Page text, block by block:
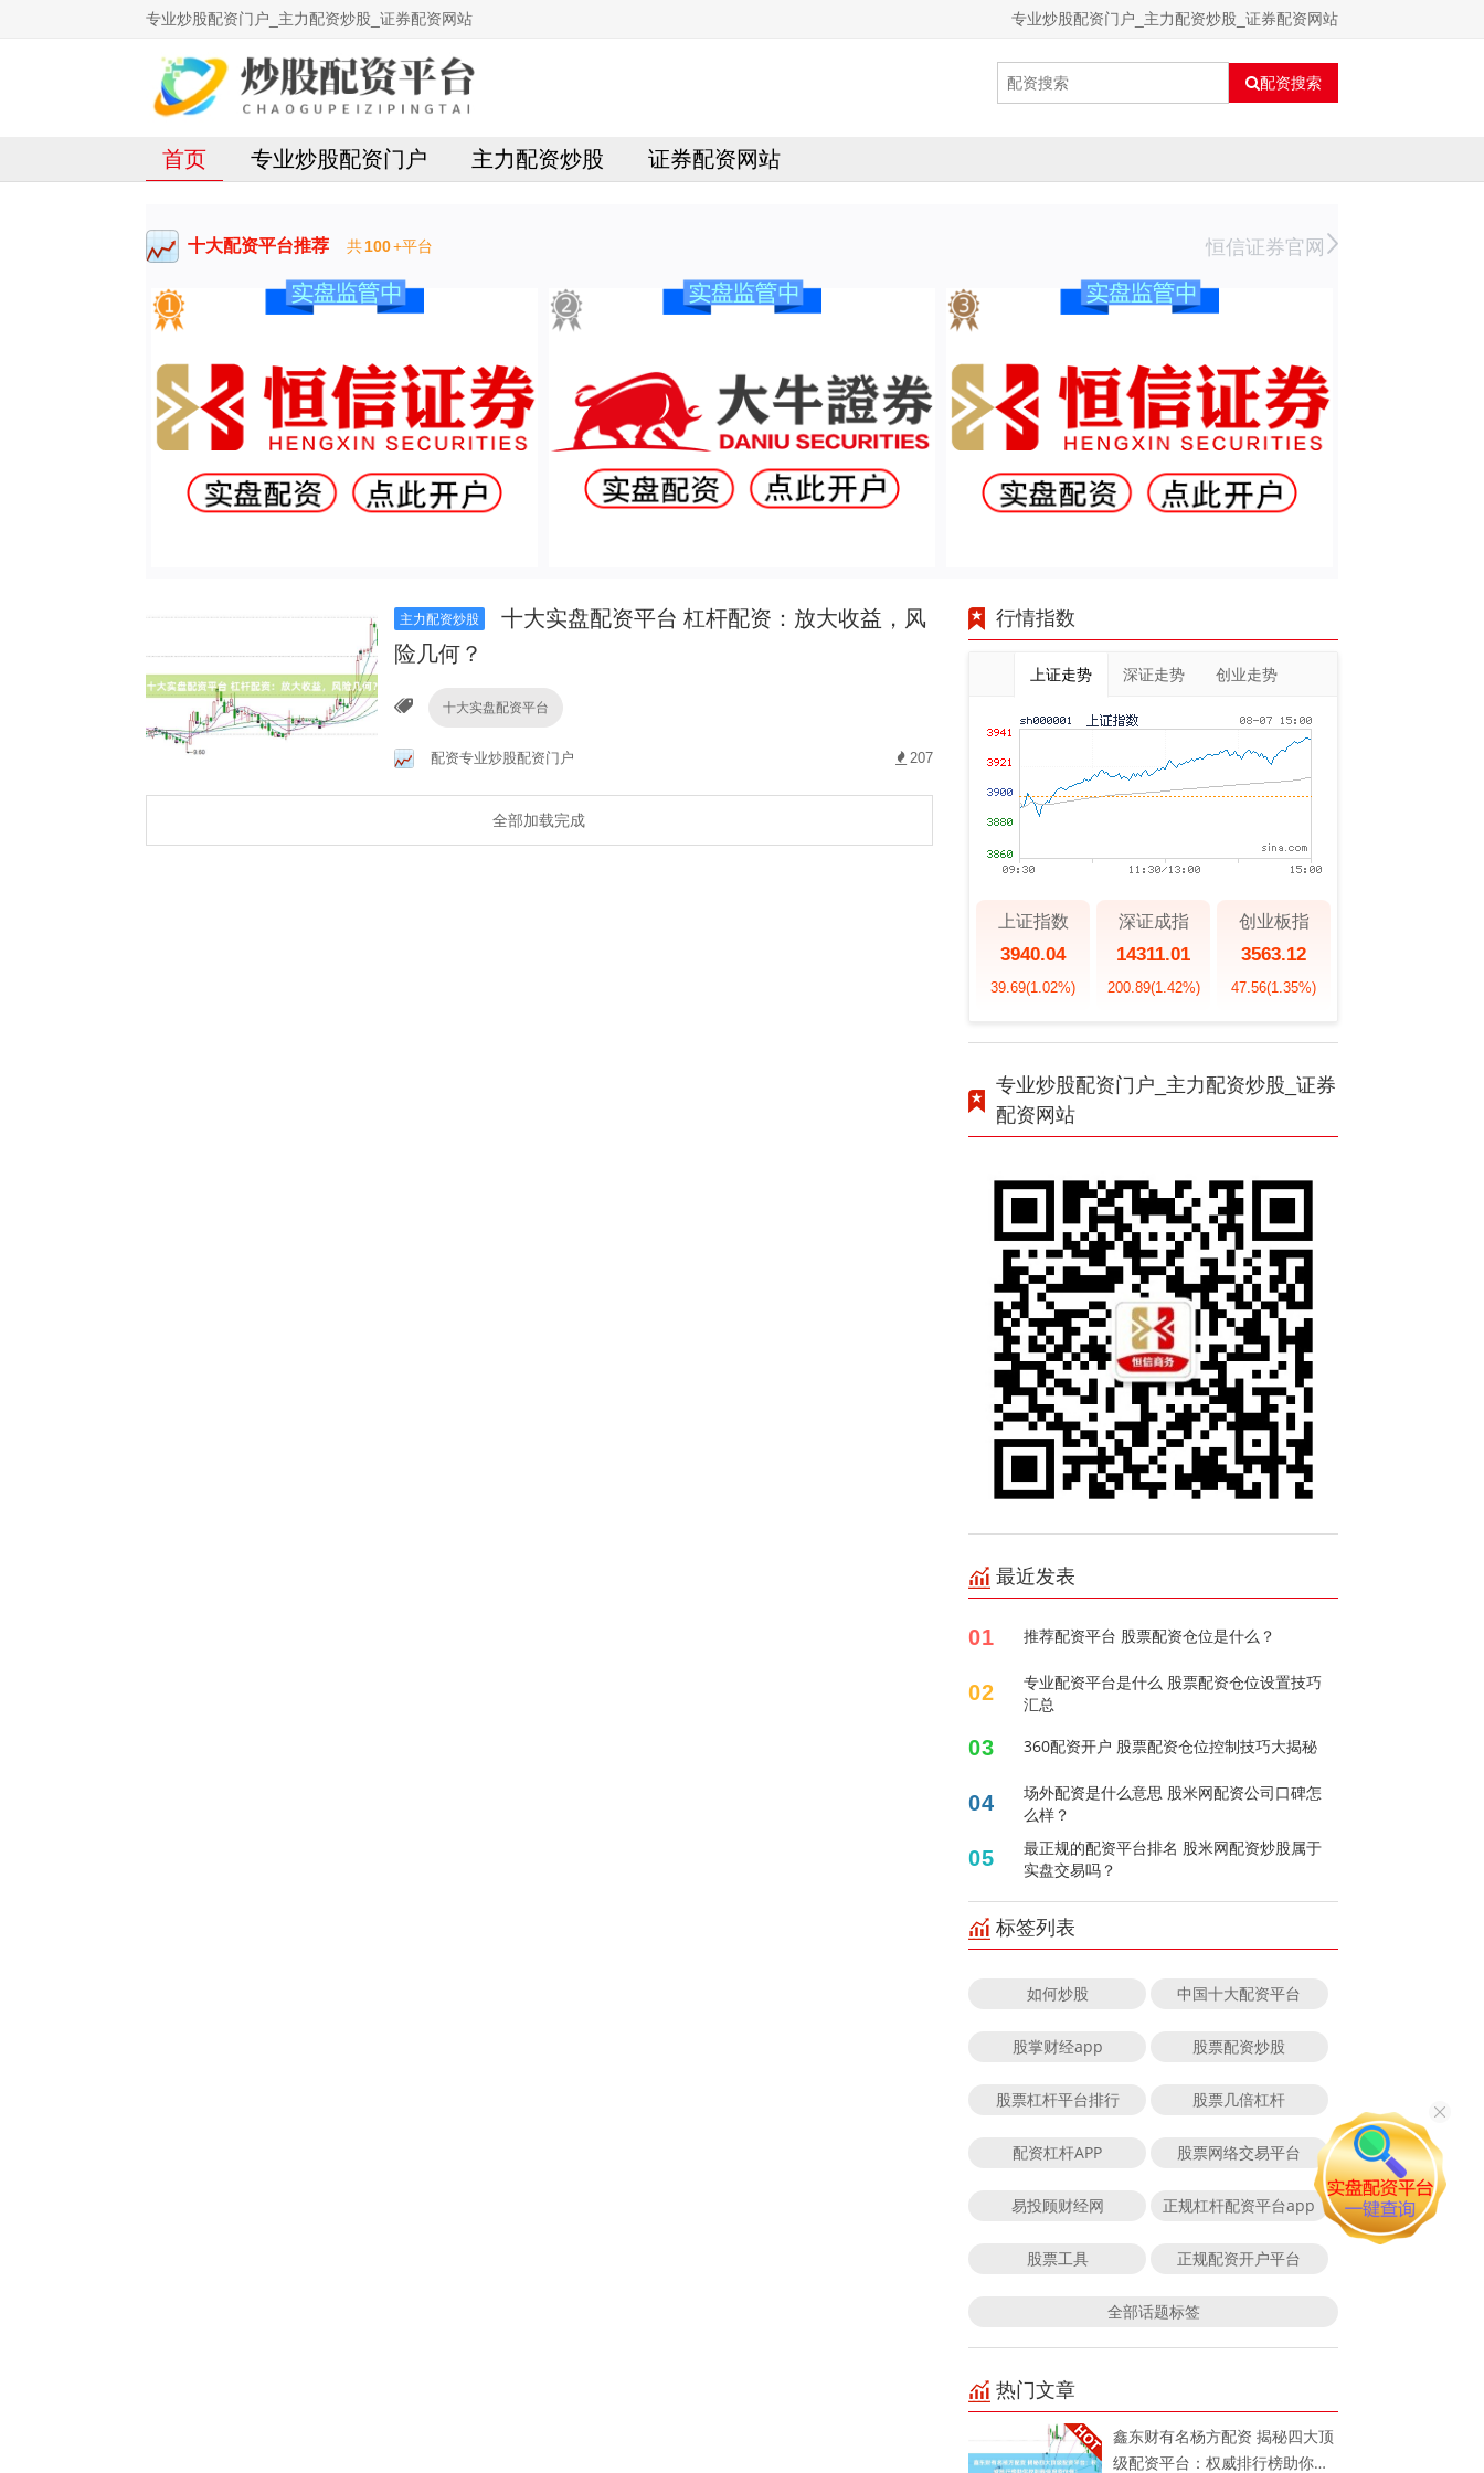
专业炒股配资门户_主力配资炒股_证券配资网站 专业炒股配资门户_主力配资炒股_证券配资网站
配资搜索
首页 专业炒股配资门户 主力配资炒股 证券配资网站
十大配资平台推荐 共100+平台 恒信证券官网
主力配资炒股
十大实盘配资平台 杠杆配资：放大收益，风
险几何？
十大实盘配资平台
配资专业炒股配资门户 207
全部加载完成
行情指数
上证走势 深证走势 创业走势
上证指数
3940.04
39.69(1.02%)
深证成指
14311.01
200.89(1.42%)
创业板指
3563.12
47.56(1.35%)
专业炒股配资门户_主力配资炒股_证券
配资网站
最近发表
01 推荐配资平台 股票配资仓位是什么？
02
专业配资平台是什么 股票配资仓位设置技巧
汇总
03 360配资开户 股票配资仓位控制技巧大揭秘
04
场外配资是什么意思 股米网配资公司口碑怎
么样？
05
最正规的配资平台排名 股米网配资炒股属于
实盘交易吗？
标签列表
如何炒股 中国十大配资平台
股掌财经app 股票配资炒股
股票杠杆平台排行 股票几倍杠杆
配资杠杆APP 股票网络交易平台
易投顾财经网 正规杠杆配资平台app
股票工具 正规配资开户平台
全部话题标签
热门文章
鑫东财有名杨方配资 揭秘四大顶
级配资平台：权威排行榜助你找